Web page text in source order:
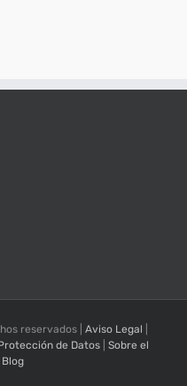
reservados | Aviso Legal
de Datos| Sobre el